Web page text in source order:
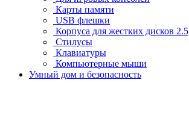
Карты памяти
USB флешки
Корпуса для жестких дисков 2.5
Стилусы
Клавиатуры
Компьютерные мыши
Умный дом и безопасность